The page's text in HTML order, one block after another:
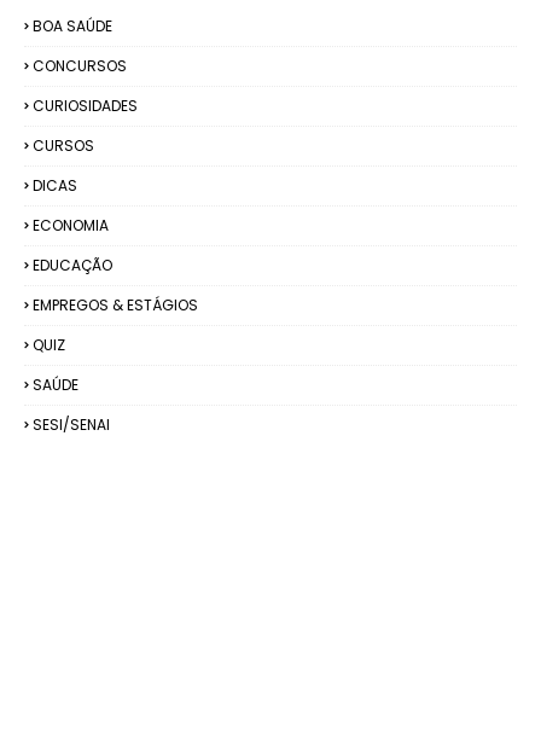
BOA SAÚDE
CONCURSOS
CURIOSIDADES
CURSOS
DICAS
ECONOMIA
EDUCAÇÃO
EMPREGOS & ESTÁGIOS
QUIZ
SAÚDE
SESI/SENAI